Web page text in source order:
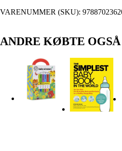
VARENUMMER (SKU):
ANDRE KØBTE OGSÅ